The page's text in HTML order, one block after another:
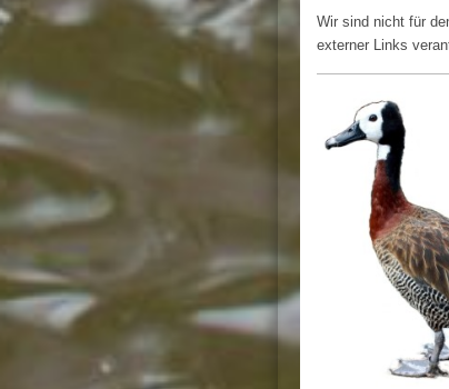
Wir sind nicht für
externer Links